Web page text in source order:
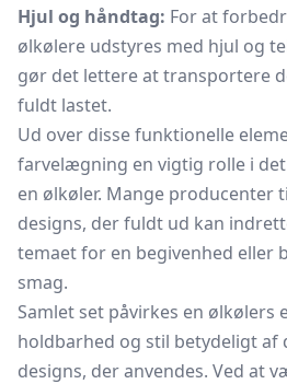
Hjul og håndtag: For at
ølkølere udstyres med hjul og
gør det lettere at transportere
fuldt lastet.
Ud over disse funktionelle
farvelægning en vigtig rolle i
en ølkøler. Mange producenter
designs, der fuldt ud kan
temaet for en begivenhed eller
smag.
Samlet set påvirkes en ølkølers
holdbarhed og stil betydeligt af
designs, der anvendes. Ved at